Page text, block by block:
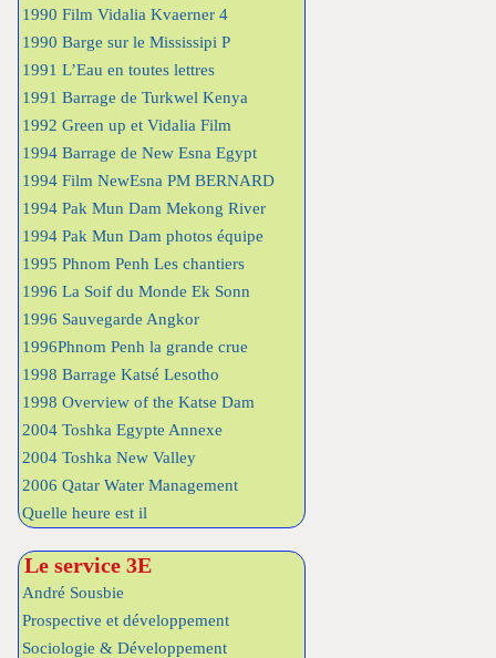
1990 Film Vidalia Kvaerner 4
1990 Barge sur le Mississipi P
1991 L’Eau en toutes lettres
1991 Barrage de Turkwel Kenya
1992 Green up et Vidalia Film
1994 Barrage de New Esna Egypt
1994 Film NewEsna PM BERNARD
1994 Pak Mun Dam Mekong River
1994 Pak Mun Dam photos équipe
1995 Phnom Penh Les chantiers
1996 La Soif du Monde Ek Sonn
1996 Sauvegarde Angkor
1996Phnom Penh la grande crue
1998 Barrage Katsé Lesotho
1998 Overview of the Katse Dam
2004 Toshka Egypte Annexe
2004 Toshka New Valley
2006 Qatar Water Management
Quelle heure est il
Le service 3E
André Sousbie
Prospective et développement
Sociologie & Développement